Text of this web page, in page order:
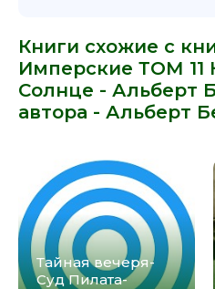
Книги схожие с
Имперские ТОМ 11
Солнце - Альберт
автора - Альберт
Тайная вечеря-
Суд Пилата-